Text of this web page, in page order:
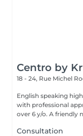
Centro by
18 - 24, Rue Michel
English speaking
with professional
over 6 y/o. A
Consultation